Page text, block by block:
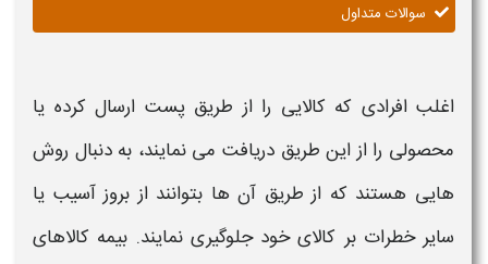
سوالات متداول
اغلب افرادی که کالایی را از طریقپست ارسال کرده یا
محصولی را از این طریق دریافت می نمایند، به دنبال روش
هایی هستند که از طریق آن ها بتوانند از بروز آسیب یا
سایر خطرات بر کالایخود جلوگیری نمایند. بیمه کالاهای